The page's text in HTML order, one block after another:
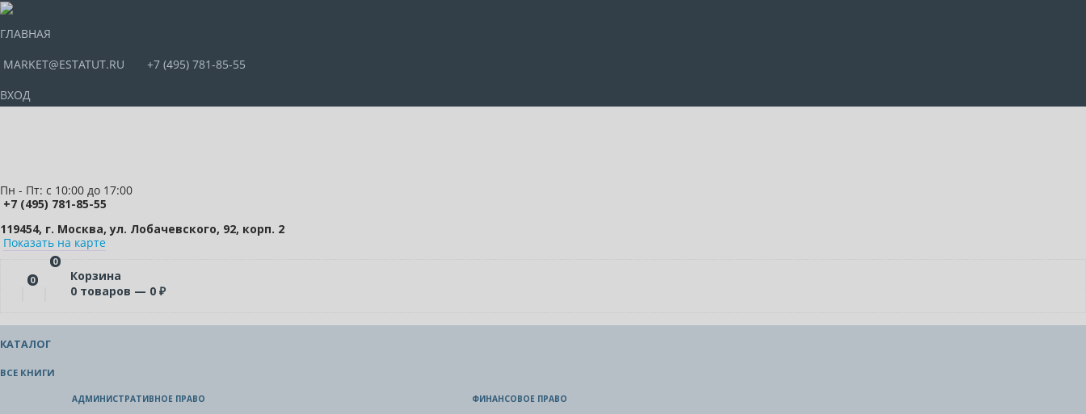
ГЛАВНАЯ
MARKET@ESTATUT.RU
+7 (495) 781-85-55
ВХОД
Пн - Пт: с 10:00 до 17:00
+7 (495) 781-85-55
119454, г. Москва, ул. Лобачевского, 92, корп. 2
Показать на карте
0
0
Корзина
0 товаров — 0 ₽
КАТАЛОГ
ВСЕ КНИГИ
АДМИНИСТРАТИВНОЕ ПРАВО ФИНАНСОВОЕ ПРАВО